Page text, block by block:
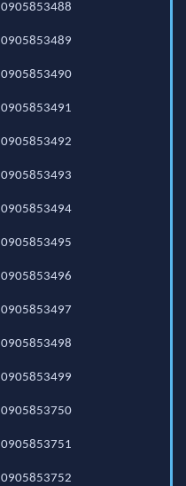
0905853488
0905853489
0905853490
0905853491
0905853492
0905853493
0905853494
0905853495
0905853496
0905853497
0905853498
0905853499
0905853750
0905853751
0905853752